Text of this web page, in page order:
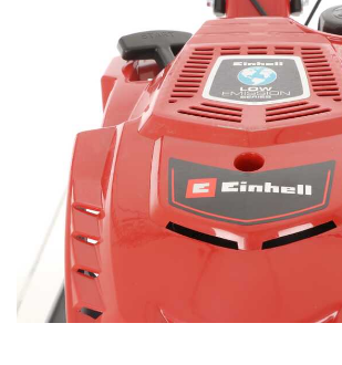
Machines pour la transformation
Machines sous vide
Motobineuses
Motoculteurs
Motofaucheuses
Motopompes pour irrigation
Moulins à céréales électriques
Moulins à farine
N
Nettoyeurs et Balais à vapeur
FARMER
Ferrari Group
Ferroni
Ferrua
FIAC
FIEM
Fimar
FINI